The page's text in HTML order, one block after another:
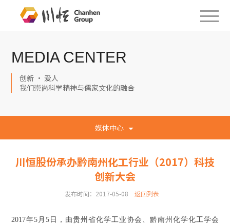
MEDIA CENTER
创新 · 爱人
我们崇尚科学精神与儒家文化的融合
媒体中心
川恒股份承办黔南州化工行业（2017）科技
创新大会
发布时间：2017-05-08 返回列表
2017年5月5日，由贵州省化学工业协会、黔南州化学化工学会